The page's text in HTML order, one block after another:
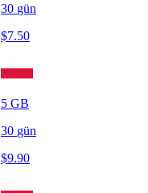
30 gün
$7.50
5 GB
30 gün
$9.90